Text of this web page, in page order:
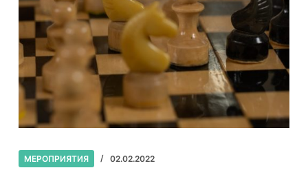
МЕРОПРИЯТИЯ 02.02.2022